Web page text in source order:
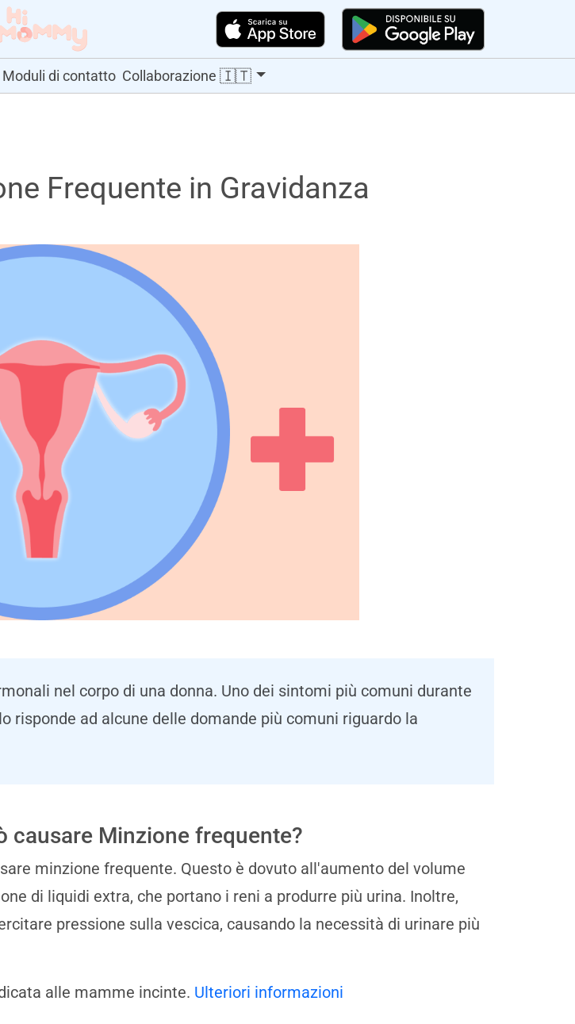
Moduli di contatto Collaborazione 🇮🇹
Frequente in Gravidanza
nel corpo di una donna. Uno dei sintomi più comuni durante
risponde ad alcune delle domande più comuni riguardo la
causare Minzione frequente?
minzione frequente. Questo è dovuto all'aumento del volume
di liquidi extra, che portano i reni a produrre più urina. Inoltre,
pressione sulla vescica, causando la necessità di urinare più
alle mamme incinte. Ulteriori informazioni